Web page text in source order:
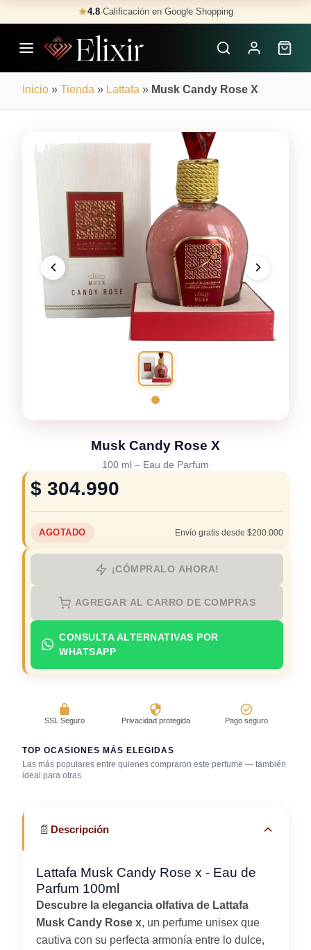
to
content
★4.8·Calificación en Google Shopping
Inicio » Tienda » Lattafa » Musk Candy Rose X
Musk Candy Rose X
100 ml – Eau de Parfum
$ 304.990
AGOTADO Envío gratis desde $200.000
¡CÓMPRALO AHORA!
AGREGAR AL CARRO DE COMPRAS
CONSULTA ALTERNATIVAS POR
WHATSAPP
SSL Seguro Privacidad protegida Pago seguro
TOP OCASIONES MÁS ELEGIDAS
Las más populares entre quienes compraron este perfume — también
ideal para otras.
Día caluroso /
clima cálido
📄 Descripción
Lattafa Musk Candy Rose x - Eau de
Parfum 100ml
Descubre la elegancia olfativa de Lattafa
Musk Candy Rose x, un perfume unisex que
cautiva con su perfecta armonía entre lo dulce,